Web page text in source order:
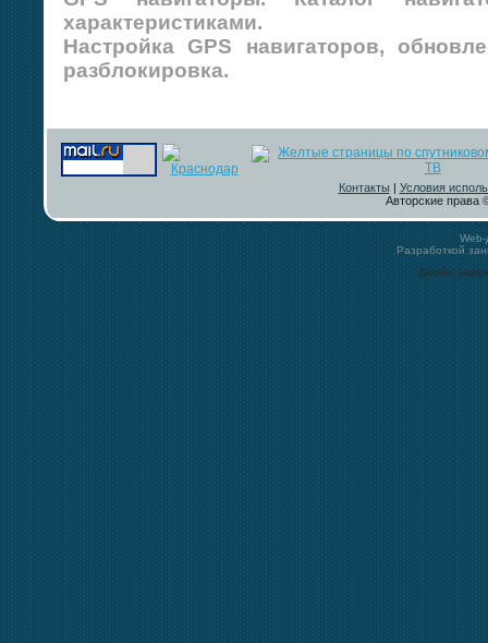
характеристиками.
Настройка GPS навигаторов,
разблокировка.
Контакты
Условия
Авторские права
Разработкой
Дизайн,